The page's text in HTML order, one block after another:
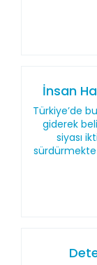
İnsan
Türkiye’de
giderek
siyası
sürdürmekte